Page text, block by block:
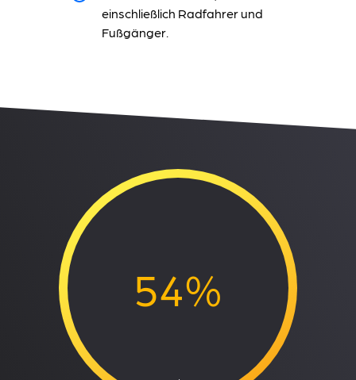
einschließlich Radfahrer und
Fußgänger.
54%